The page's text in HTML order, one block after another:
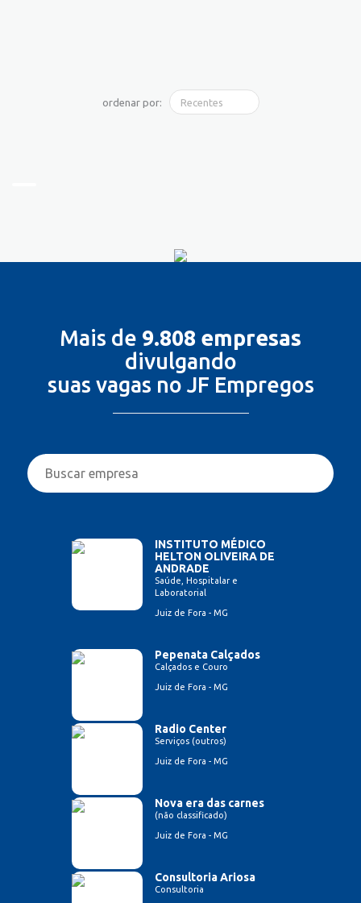
ordenar por:
Mais de 9.808 empresas
divulgando
suas vagas no JF Empregos
INSTITUTO MÉDICO
HELTON OLIVEIRA DE
ANDRADE
Saúde, Hospitalar e
Laboratorial
Juiz de Fora - MG
Pepenata Calçados
Calçados e Couro
Juiz de Fora - MG
Radio Center
Serviços (outros)
Juiz de Fora - MG
Nova era das carnes
(não classificado)
Juiz de Fora - MG
Consultoria Ariosa
Consultoria